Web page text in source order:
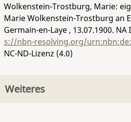
Wolkenstein-Trostburg, Marie:
Marie Wolkenstein-Trostburg an
Germain-en-Laye , 13.07.1900. NA
s://nbn-resolving.org/
NC-ND-Lizenz (4.0)
Weiteres